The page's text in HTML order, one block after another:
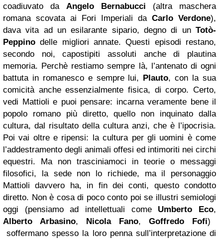
coadiuvato da Angelo Bernabucci
(altra maschera
romana scovata ai Fori Imperiali da Carlo Verdone),
dava vita ad un esilarante sipario, degno di un Totò-
Peppinodelle migliori annate. Questi episodi restano,
secondo noi, capostipiti assoluti anche di plautina
memoria. Perchè restiamo sempre là, l’antenato di ogni
battuta in romanesco e sempre lui,
Plauto, con la sua
comicità anche essenzialmente fisica, di corpo. Certo,
vedi Mattioli e puoi pensare: incarna veramente bene il
popolo romano più diretto, quello non inquinato dalla
cultura, dal risultato della cultura anzi, che è l’ipocrisia.
Poi vai oltre e ripensi: la cultura per gli uomini è come
l’addestramento degli animali offesi ed intimoriti nei circhi
equestri. Ma non trasciniamoci in teorie o messaggi
filosofici, la sede non lo richiede, ma il personaggio
Mattioli davvero ha, in fin dei conti, questo condotto
diretto. Non è cosa di poco conto poi se illustri semiologi
oggi (pensiamo ad intellettuali come Umberto Eco,
Alberto Arbasino, Nicola Fano, Goffredo Fofi)
soffermano spesso la loro penna sull’interpretazione di